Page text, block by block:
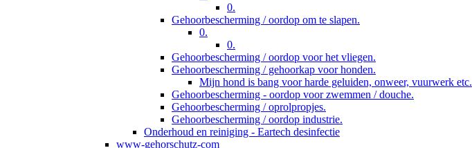
0.
Gehoorbescherming / oordop om te slapen.
0.
0.
Gehoorbescherming / oordop voor het vliegen.
Gehoorbescherming / gehoorkap voor honden.
Mijn hond is bang voor harde geluiden, onweer, vuurwerk etc.
Gehoorbescherming - oordop voor zwemmen / douche.
Gehoorbescherming / oprolpropjes.
Gehoorbescherming / oordop industrie.
Onderhoud en reiniging - Eartech desinfectie
www-gehorschutz-com